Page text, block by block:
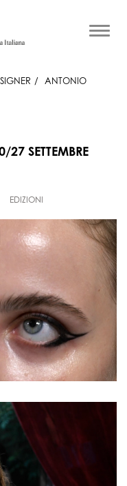
ANTONIO
SETTEMBRE
EDIZIONI